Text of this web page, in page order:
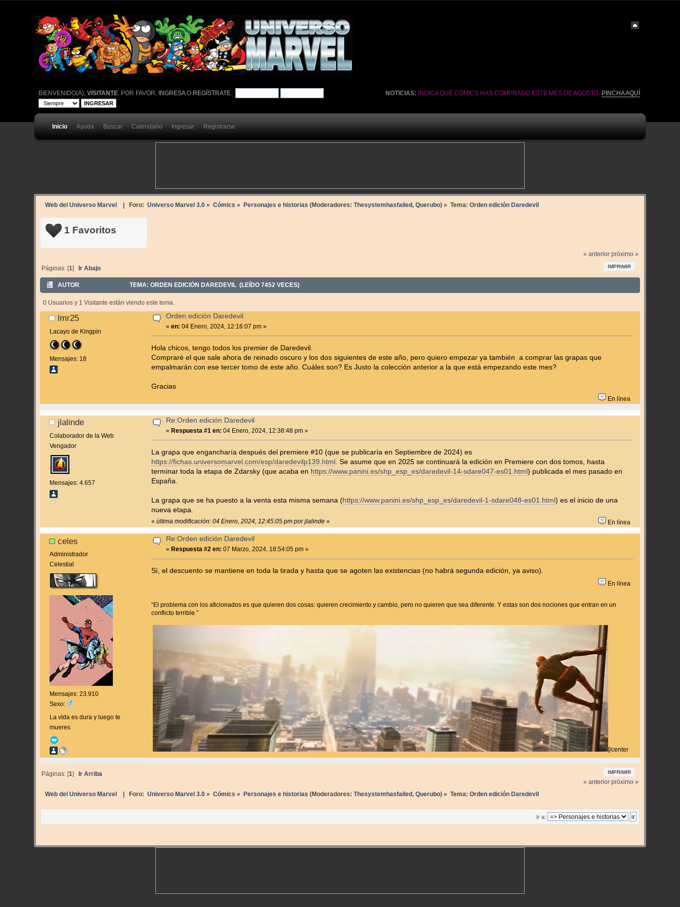
NOTICIAS: INDICA QUÉ CÓMICS HAS COMPRADO ESTE MES DE AGOSTO. PINCHA AQUÍ
BIENVENIDO(A), VISITANTE. POR FAVOR, INGRESAO REGÍSTRATE.
Inicio Ayuda Buscar Calendario Ingresar Registrarse
Web del Universo Marvel | Foro: Universo Marvel 3.0» Cómics » Personajes e historias (Moderadores: Thesystemhasfailed, Querubo) » Tema: Orden edición Daredevil
1 Favoritos
« anterior próximo »
IMPRIMIR
Páginas: [1] Ir Abajo
AUTOR TEMA: ORDEN EDICIÓN DAREDEVIL (LEÍDO 7452 VECES)
0 Usuarios y 1 Visitante están viendo este tema.
lmr25
Lacayo de Kingpin
Mensajes: 18
Orden edición Daredevil
«en: 04 Enero, 2024, 12:16:07 pm »
Hola chicos, tengo todos los premier de Daredevil.
Compraré el que sale ahora de reinado oscuro y los dos siguientes de este año, pero quiero empezar ya también a comprar las grapas que
empalmarán con ese tercer tomo de este año. Cuáles son? Es Justo la colección anterior a la que está empezando este mes?
Gracias
En línea
jlalinde
Colaborador de la Web
Vengador
Mensajes: 4.657
Re:Orden edición Daredevil
« Respuesta #1 en: 04 Enero, 2024, 12:38:48 pm »
La grapa que engancharía después del premiere #10 (que se publicaría en Septiembre de 2024) es
https://fichas.universomarvel.com/esp/daredevilp139.html . Se asume que en 2025 se continuará la edición en Premiere con dos tomos, hasta
terminar toda la etapa de Zdarsky (que acaba en https://www.panini.es/shp_esp_es/daredevil-14-sdare047-es01.html) publicada el mes pasado en
España.
La grapa que se ha puesto a la venta esta misma semana (https://www.panini.es/shp_esp_es/daredevil-1-sdare048-es01.html) es el inicio de una
nueva etapa.
«última modificación: 04 Enero, 2024, 12:45:05 pm por jlalinde » En línea
celes
Administrador
Celestial
Mensajes: 23.910
Sexo:
La vida es dura y luego te
mueres
Re:Orden edición Daredevil
« Respuesta #2 en: 07 Marzo, 2024, 18:54:05 pm »
Sí, el descuento se mantiene en toda la tirada y hasta que se agoten las existencias (no habrá segunda edición, ya aviso).
En línea
“El problema con los aficionados es que quieren dos cosas: quieren crecimiento y cambio, pero no quieren que sea diferente. Y estas son dos nociones que entran en un
conflicto terrible.”
[/center
IMPRIMIR
Páginas: [1] Ir Arriba
« anterior próximo »
Web del Universo Marvel | Foro: Universo Marvel 3.0» Cómics » Personajes e historias (Moderadores: Thesystemhasfailed, Querubo) » Tema: Orden edición Daredevil
Ir a: